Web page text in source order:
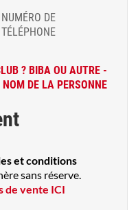
NUMÉRO DE
TÉLÉPHONE
? BIBA OU AUTRE -
DE LA PERSONNE
et conditions
sans réserve.
de vente ICI